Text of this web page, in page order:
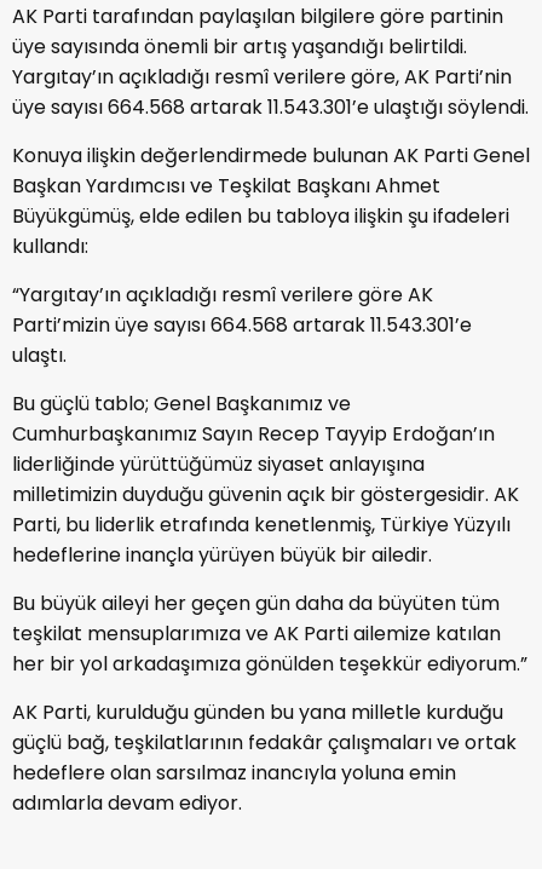
AK Parti tarafından paylaşılan bilgilere göre partinin
üye sayısında önemli bir artış yaşandığı belirtildi.
Yargıtay’ın açıkladığı resmî verilere göre, AK Parti’nin
üye sayısı 664.568 artarak 11.543.301’e ulaştığı söylendi.
Konuya ilişkin değerlendirmede bulunan AK Parti Genel
Başkan Yardımcısı ve Teşkilat Başkanı Ahmet
Büyükgümüş, elde edilen bu tabloya ilişkin şu ifadeleri
kullandı:
“Yargıtay’ın açıkladığı resmî verilere göre AK
Parti’mizin üye sayısı 664.568 artarak 11.543.301’e
ulaştı.
Bu güçlü tablo; Genel Başkanımız ve
Cumhurbaşkanımız Sayın Recep Tayyip Erdoğan’ın
liderliğinde yürüttüğümüz siyaset anlayışına
milletimizin duyduğu güvenin açık bir göstergesidir. AK
Parti, bu liderlik etrafında kenetlenmiş, Türkiye Yüzyılı
hedeflerine inançla yürüyen büyük bir ailedir.
Bu büyük aileyi her geçen gün daha da büyüten tüm
teşkilat mensuplarımıza ve AK Parti ailemize katılan
her bir yol arkadaşımıza gönülden teşekkür ediyorum.”
AK Parti, kurulduğu günden bu yana milletle kurduğu
güçlü bağ, teşkilatlarının fedakâr çalışmaları ve ortak
hedeflere olan sarsılmaz inancıyla yoluna emin
adımlarla devam ediyor.